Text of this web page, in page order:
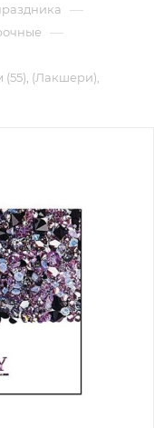
—
—
(55), (Лакшери),